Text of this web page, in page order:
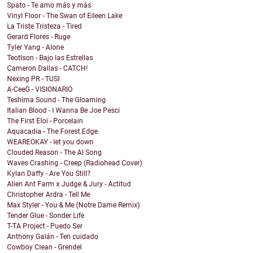
Spato - Te amo más y más
Vinyl Floor - The Swan of Eileen Lake
La Triste Tristeza - Tired
Gerard Flores - Ruge
Tyler Yang - Alone
Teotlson - Bajo las Estrellas
Cameron Dallas - CATCH!
Nexing PR - TUSI
A-CeeG - VISIONARIO
Teshima Sound - The Gloaming
Italian Blood - I Wanna Be Joe Pesci
The First Eloi - Porcelain
Aquacadia - The Forest Edge
WEAREOKAY - let you down
Clouded Reason - The AI Song
Waves Crashing - Creep (Radiohead Cover)
Kylan Daffy - Are You Still?
Alien Ant Farm x Judge & Jury - Actitud
Christopher Ardra - Tell Me
Max Styler - You & Me (Notre Dame Remix)
Tender Glue - Sonder Life
T-TA Project - Puedo Ser
Anthony Galán - Ten cuidado
Cowboy Clean - Grendel